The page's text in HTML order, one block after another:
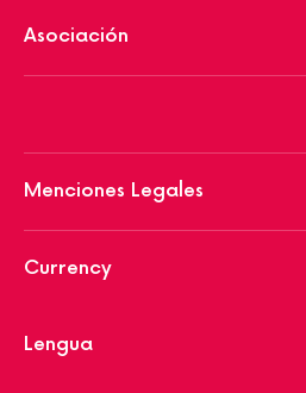
Asociación
Menciones Legales
Currency
Lengua